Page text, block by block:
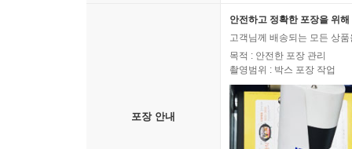
포장 안내
안전하고 정확한 포장을 위
고객님께 배송되는 모든 상
목적 : 안전한 포장 관리
촬영범위 : 박스 포장 작업